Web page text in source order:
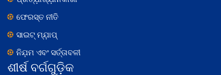
ଫେରସ୍ତ ନୀତି
ସାଇଟ୍ ମ୍ଯ଼ାପ୍
ନିଯ଼ମ ଏବଂ ସର୍ତ୍ତାବଳୀ
ଶୀର୍ଷ ବର୍ଗଗୁଡ଼ିକ